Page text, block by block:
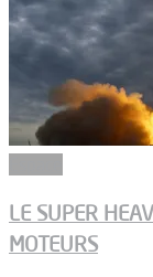
LE SUPER
MOTEURS